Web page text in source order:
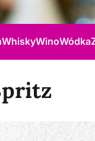
WhiskyWinoWódka